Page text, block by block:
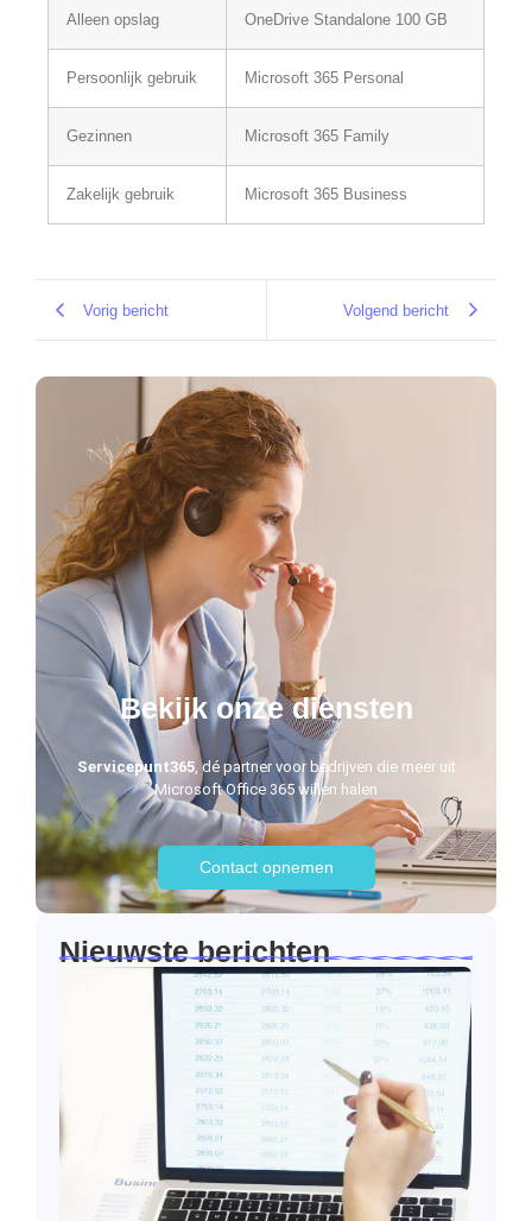
Alleen opslag OneDrive Standalone 100 GB
Persoonlijk gebruik Microsoft 365 Personal
Gezinnen Microsoft 365 Family
Zakelijk gebruik Microsoft 365 Business
Vorig bericht Volgend bericht
Bekijk onze diensten
Servicepunt365, dé partner voor bedrijven die meer uit
Microsoft Office 365 willen halen
Contact opnemen
Nieuwste berichten